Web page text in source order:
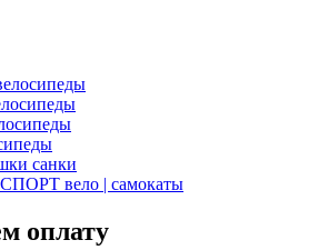
санки
вело | самокаты
оплату